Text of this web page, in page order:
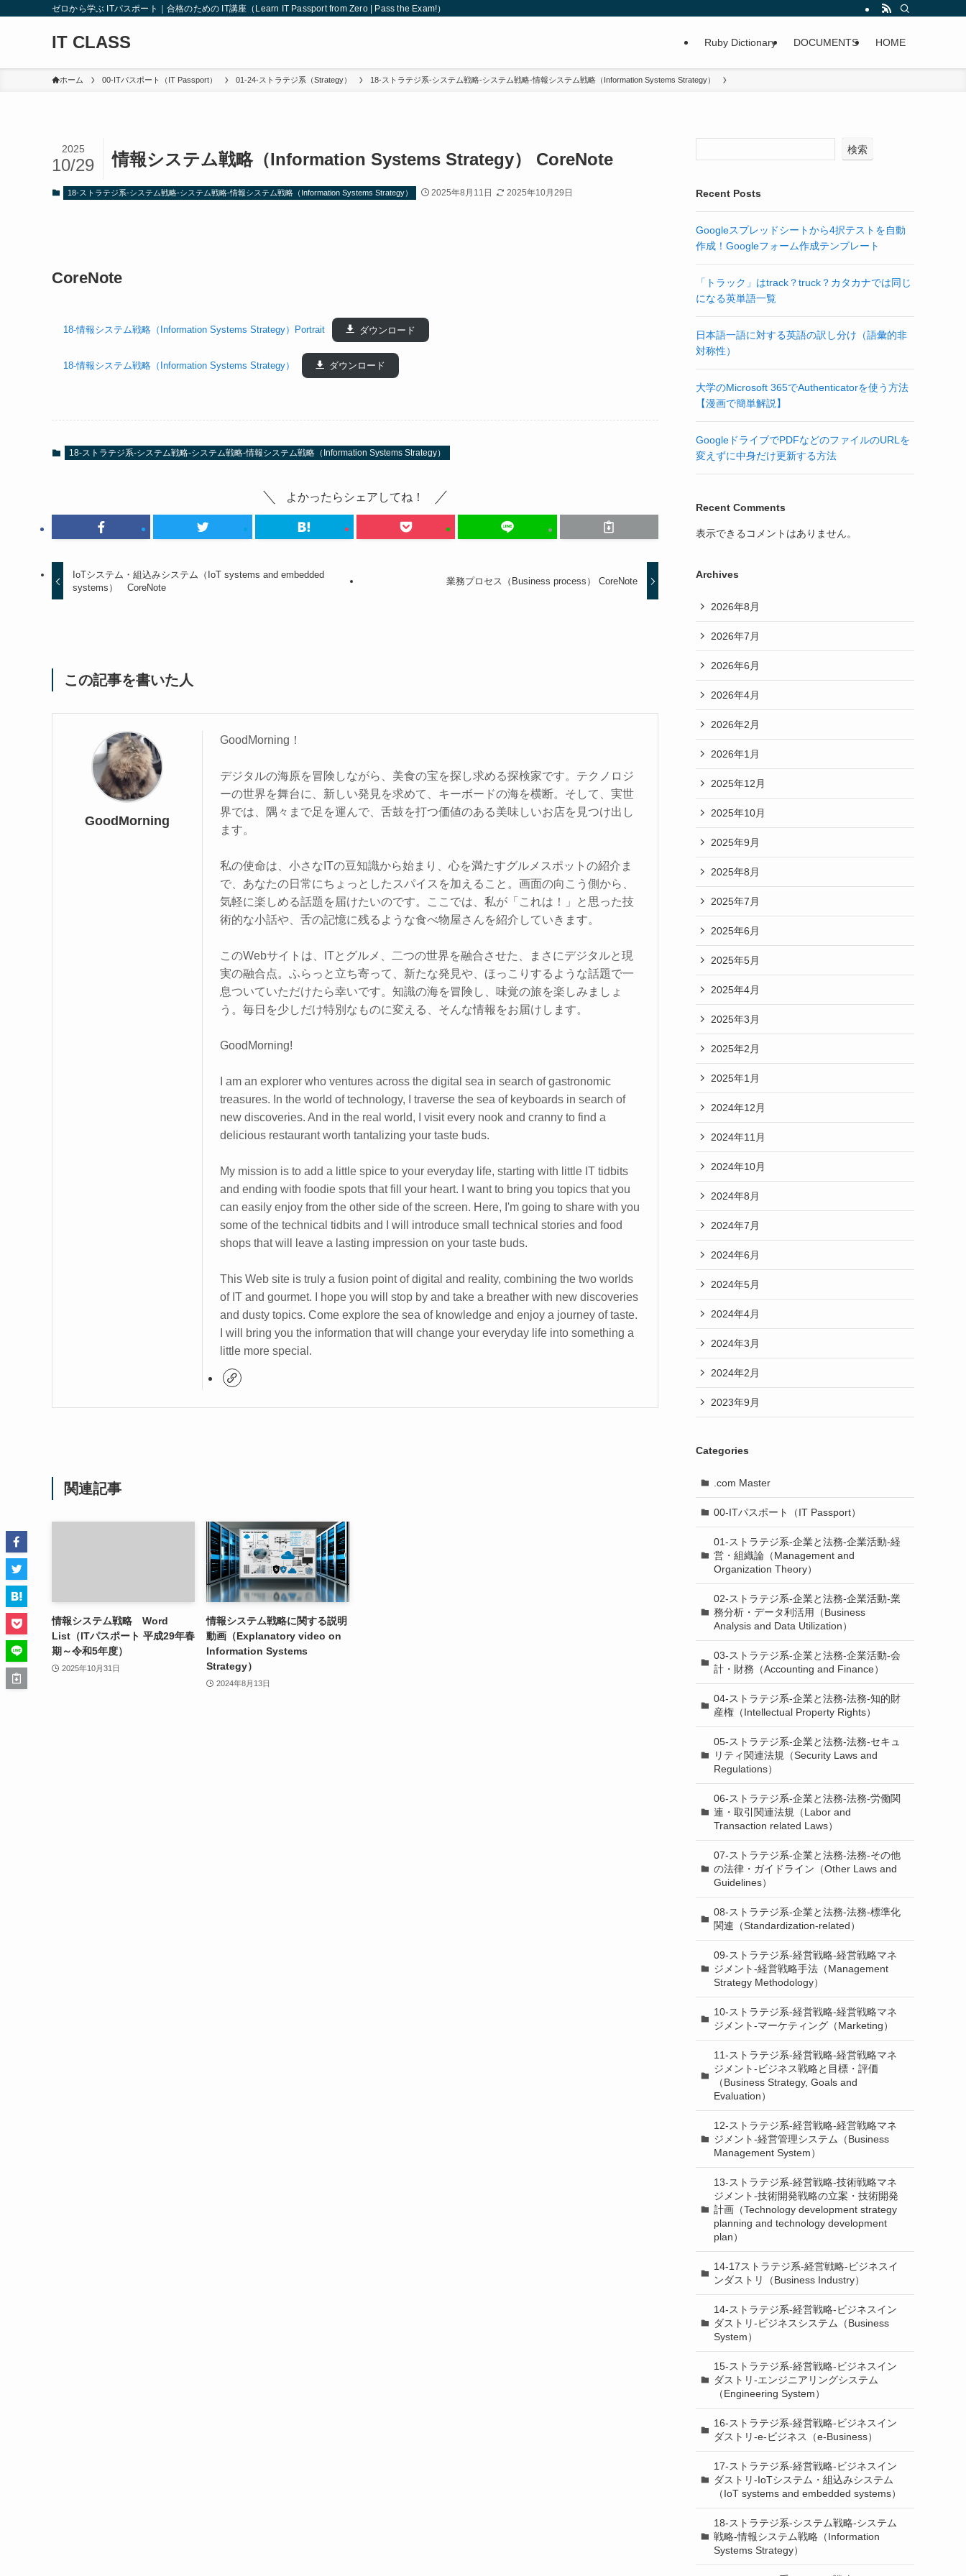
ゼロから学ぶ ITパスポート｜合格のための IT講座（Learn IT Passport from Zero | Pass the Exam!）
IT CLASS Ruby Dictionary DOCUMENTS HOME
ホーム 00-ITパスポート（IT Passport） 01-24-ストラテジ系（Strategy） 18-ストラテジ系-システム戦略-システム戦略-情報システム戦略（Information Systems Strategy）
情報システム戦略（Information Systems Strategy） CoreNote
2025
10/29
18-ストラテジ系-システム戦略-システム戦略-情報システム戦略（Information Systems Strategy） 2025年8月11日 2025年10月29日
CoreNote
18-情報システム戦略（Information Systems Strategy）Portrait ダウンロード
18-情報システム戦略（Information Systems Strategy） ダウンロード
18-ストラテジ系-システム戦略-システム戦略-情報システム戦略（Information Systems Strategy）
よかったらシェアしてね！
IoTシステム・組込みシステム（IoT systems and embedded
systems） CoreNote
業務プロセス（Business process） CoreNote
この記事を書いた人
GoodMorning
GoodMorning！
デジタルの海原を冒険しながら、美食の宝を探し求める探検家です。テクノロジ
ーの世界を舞台に、新しい発見を求めて、キーボードの海を横断。そして、実世
界では、隅々まで足を運んで、舌鼓を打つ価値のある美味しいお店を見つけ出し
ます。
私の使命は、小さなITの豆知識から始まり、心を満たすグルメスポットの紹介ま
で、あなたの日常にちょっとしたスパイスを加えること。画面の向こう側から、
気軽に楽しめる話題を届けたいのです。ここでは、私が「これは！」と思った技
術的な小話や、舌の記憶に残るような食べ物屋さんを紹介していきます。
このWebサイトは、ITとグルメ、二つの世界を融合させた、まさにデジタルと現
実の融合点。ふらっと立ち寄って、新たな発見や、ほっこりするような話題で一
息ついていただけたら幸いです。知識の海を冒険し、味覚の旅を楽しみましょ
う。毎日を少しだけ特別なものに変える、そんな情報をお届けします。
GoodMorning!
I am an explorer who ventures across the digital sea in search of gastronomic
treasures. In the world of technology, I traverse the sea of keyboards in search of
new discoveries. And in the real world, I visit every nook and cranny to find a
delicious restaurant worth tantalizing your taste buds.
My mission is to add a little spice to your everyday life, starting with little IT tidbits
and ending with foodie spots that fill your heart. I want to bring you topics that you
can easily enjoy from the other side of the screen. Here, I'm going to share with you
some of the technical tidbits and I will introduce small technical stories and food
shops that will leave a lasting impression on your taste buds.
This Web site is truly a fusion point of digital and reality, combining the two worlds
of IT and gourmet. I hope you will stop by and take a breather with new discoveries
and dusty topics. Come explore the sea of knowledge and enjoy a journey of taste.
I will bring you the information that will change your everyday life into something a
little more special.
関連記事
情報システム戦略 Word
List（ITパスポート 平成29年春
期～令和5年度）
2025年10月31日
情報システム戦略に関する説明
動画（Explanatory video on
Information Systems
Strategy）
2024年8月13日
検索
Recent Posts
Googleスプレッドシートから4択テストを自動
作成！Googleフォーム作成テンプレート
「トラック」はtrack？truck？カタカナでは同じ
になる英単語一覧
日本語一語に対する英語の訳し分け（語彙的非
対称性）
大学のMicrosoft 365でAuthenticatorを使う方法
【漫画で簡単解説】
GoogleドライブでPDFなどのファイルのURLを
変えずに中身だけ更新する方法
Recent Comments
表示できるコメントはありません。
Archives
2026年8月
2026年7月
2026年6月
2026年4月
2026年2月
2026年1月
2025年12月
2025年10月
2025年9月
2025年8月
2025年7月
2025年6月
2025年5月
2025年4月
2025年3月
2025年2月
2025年1月
2024年12月
2024年11月
2024年10月
2024年8月
2024年7月
2024年6月
2024年5月
2024年4月
2024年3月
2024年2月
2023年9月
Categories
.com Master
00-ITパスポート（IT Passport）
01-ストラテジ系-企業と法務-企業活動-経
営・組織論（Management and
Organization Theory）
02-ストラテジ系-企業と法務-企業活動-業
務分析・データ利活用（Business
Analysis and Data Utilization）
03-ストラテジ系-企業と法務-企業活動-会
計・財務（Accounting and Finance）
04-ストラテジ系-企業と法務-法務-知的財
産権（Intellectual Property Rights）
05-ストラテジ系-企業と法務-法務-セキュ
リティ関連法規（Security Laws and
Regulations）
06-ストラテジ系-企業と法務-法務-労働関
連・取引関連法規（Labor and
Transaction related Laws）
07-ストラテジ系-企業と法務-法務-その他
の法律・ガイドライン（Other Laws and
Guidelines）
08-ストラテジ系-企業と法務-法務-標準化
関連（Standardization-related）
09-ストラテジ系-経営戦略-経営戦略マネ
ジメント-経営戦略手法（Management
Strategy Methodology）
10-ストラテジ系-経営戦略-経営戦略マネ
ジメント-マーケティング（Marketing）
11-ストラテジ系-経営戦略-経営戦略マネ
ジメント-ビジネス戦略と目標・評価
（Business Strategy, Goals and
Evaluation）
12-ストラテジ系-経営戦略-経営戦略マネ
ジメント-経営管理システム（Business
Management System）
13-ストラテジ系-経営戦略-技術戦略マネ
ジメント-技術開発戦略の立案・技術開発
計画（Technology development strategy
planning and technology development
plan）
14-17ストラテジ系-経営戦略-ビジネスイ
ンダストリ（Business Industry）
14-ストラテジ系-経営戦略-ビジネスイン
ダストリ-ビジネスシステム（Business
System）
15-ストラテジ系-経営戦略-ビジネスイン
ダストリ-エンジニアリングシステム
（Engineering System）
16-ストラテジ系-経営戦略-ビジネスイン
ダストリ-e-ビジネス（e-Business）
17-ストラテジ系-経営戦略-ビジネスイン
ダストリ-IoTシステム・組込みシステム
（IoT systems and embedded systems）
18-ストラテジ系-システム戦略-システム
戦略-情報システム戦略（Information
Systems Strategy）